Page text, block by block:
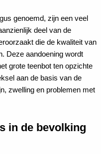
genoemd, zijn een veel
deel van de
die de kwaliteit van
Deze aandoening wordt
grote teenbot ten opzichte
aan de basis van de
zwelling en problemen met
in de bevolking